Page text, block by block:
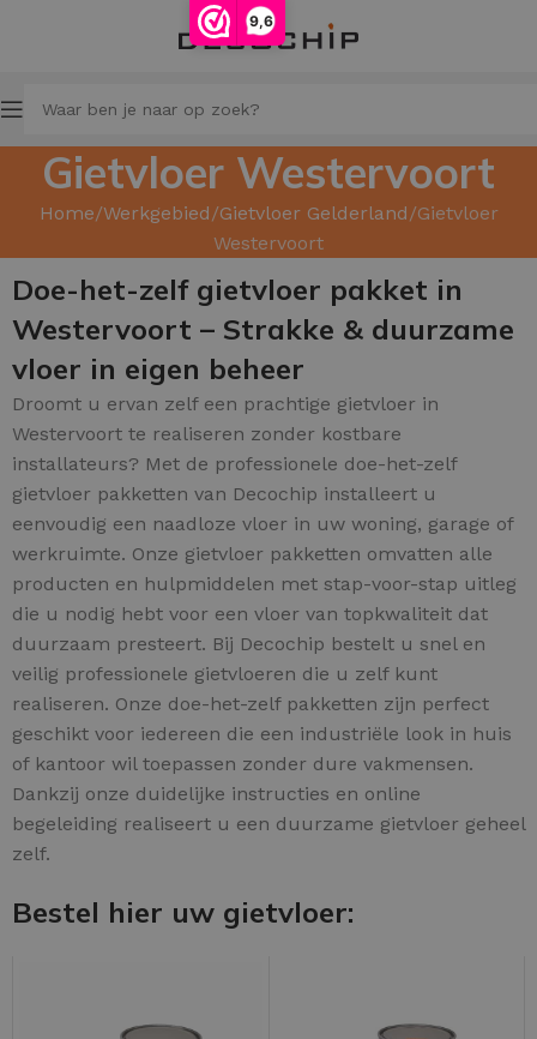
9,6
Gietvloer Westervoort
Home Werkgebied Gietvloer Gelderland Gietvloer
Westervoort
Doe-het-zelf gietvloer pakket in
Westervoort – Strakke & duurzame
vloer in eigen beheer
Droomt u ervan zelf een prachtige gietvloer in
Westervoort te realiseren zonder kostbare
installateurs? Met de professionele doe-het-zelf
gietvloer pakketten van Decochip installeert u
eenvoudig een naadloze vloer in uw woning, garage of
werkruimte. Onze gietvloer pakketten omvatten alle
producten en hulpmiddelen met stap-voor-stap uitleg
die u nodig hebt voor een vloer van topkwaliteit dat
duurzaam presteert. Bij Decochip bestelt u snel en
veilig professionele gietvloeren die u zelf kunt
realiseren. Onze doe-het-zelf pakketten zijn perfect
geschikt voor iedereen die een industriële look in huis
of kantoor wil toepassen zonder dure vakmensen.
Dankzij onze duidelijke instructies en online
begeleiding realiseert u een duurzame gietvloer geheel
zelf.
Bestel hier uw gietvloer: